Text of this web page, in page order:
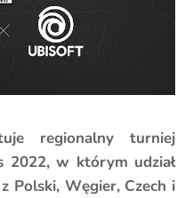
regionalny turniej
2022, w którym udział
Polski, Węgier, Czech i